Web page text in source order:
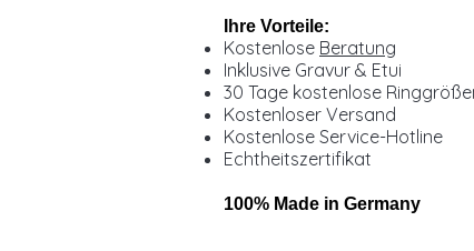
Ihre Vorteile:
Kostenlose Beratung
Inklusive Gravur & Etui
30 Tage kostenlose
Kostenloser Versand
Kostenlose Service-Hotline
Echtheitszertifikat
100% Made in Germany